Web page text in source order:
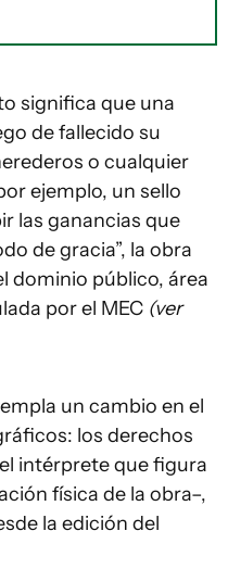
significa que una
de fallecido su
o cualquier
ejemplo, un sello
las ganancias que
de gracia”, la obra
dominio público, área
por el MEC (ver
un cambio en el
los derechos
intérprete que figura
física de la obra–,
la edición del